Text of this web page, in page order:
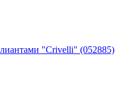
"Crivelli" (052885)